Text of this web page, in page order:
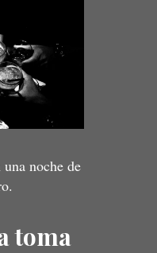
noche de
toma